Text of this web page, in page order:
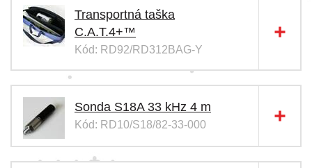
Transportná taška
C.A.T.4+™
Kód: RD92/RD312BAG-Y
Sonda S18A 33 kHz 4 m
Kód: RD10/S18/82-33-000